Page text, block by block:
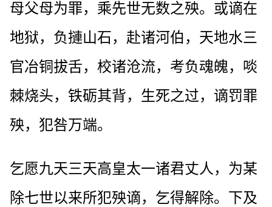
母父母为罪，乘先世无数之殃。或谪在
地狱，负摙山石，赴诸河伯，天地水三
官冶铜拔舌，校诸沧流，考负魂魄，啖
棘烧头，铁砺其背，生死之过，谪罚罪
殃，犯咎万端。
乞愿九天三天高皇太一诸君丈人，为某
除七世以来所犯殃谪，乞得解除。下及